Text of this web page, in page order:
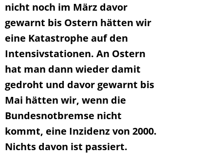
nicht noch im März davor
gewarnt bis Ostern hätten wir
eine Katastrophe auf den
Intensivstationen. An Ostern
hat man dann wieder damit
gedroht und davor gewarnt bis
Mai hätten wir, wenn die
Bundesnotbremse nicht
kommt, eine Inzidenz von 2000.
Nichts davon ist passiert.